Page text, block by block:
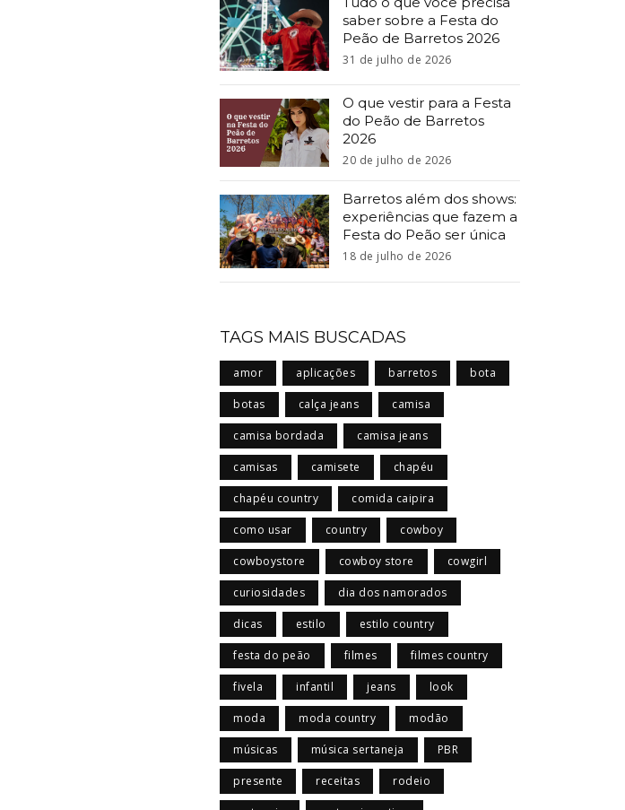
saber sobre a Festa do
Peão de Barretos 2026
31 de julho de 2026
O que vestir para a Festa
do Peão de Barretos
2026
20 de julho de 2026
Barretos além dos shows:
experiências que fazem a
Festa do Peão ser única
18 de julho de 2026
TAGS MAIS BUSCADAS
amor aplicações barretos bota
botas calça jeans camisa
camisa bordada camisa jeans
camisas camisete chapéu
chapéu country comida caipira
como usar country cowboy
cowboystore cowboy store cowgirl
curiosidades dia dos namorados
dicas estilo estilo country
festa do peão filmes filmes country
fivela infantil jeans look
moda moda country modão
músicas música sertaneja PBR
presente receitas rodeio